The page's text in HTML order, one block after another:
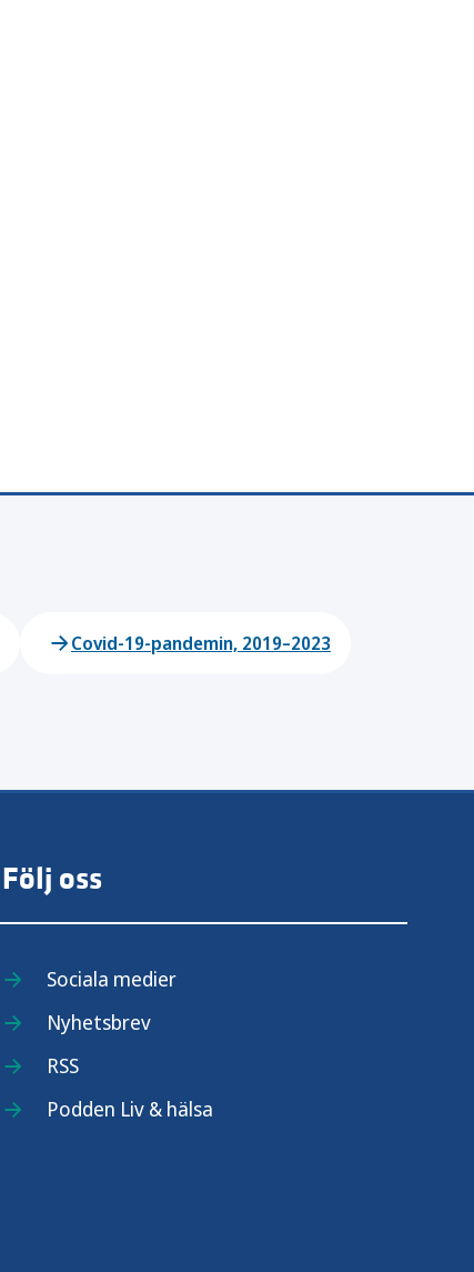
Covid-19-pandemin, 2019–2023
Följ oss
Sociala medier
Nyhetsbrev
RSS
Podden Liv & hälsa